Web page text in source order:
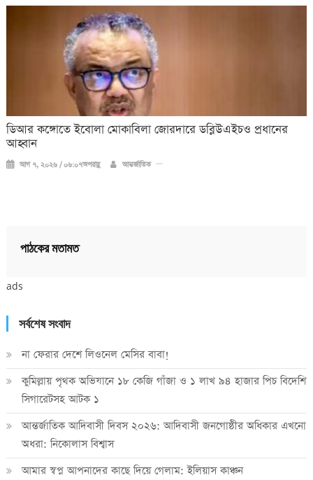
ডিআর কঙ্গোতে ইবোলা মোকাবিলা জোরদারে ডব্লিউএইচও প্রধানের
আহ্বান
আগ ৭, ২০২৬ / ০৬:০৭অপরাহ্ণ আন্তর্জাতিক
পাঠকের মতামত
ads
সর্বশেষ সংবাদ
না ফেরার দেশে লিওনেল মেসির বাবা!
কুমিল্লায় পৃথক অভিযানে ১৮ কেজি গাঁজা ও ১ লাখ ৯৪ হাজার পিচ বিদেশি
সিগারেটসহ আটক ১
আন্তর্জাতিক আদিবাসী দিবস ২০২৬: আদিবাসী জনগোষ্ঠীর অধিকার এখনো
অধরা: নিকোলাস বিশ্বাস
আমার স্বপ্ন আপনাদের কাছে দিয়ে গেলাম: ইলিয়াস কাঞ্চন